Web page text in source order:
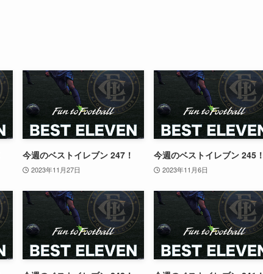
今週のベストイレブン 247！
2023年11月27日
今週のベストイレブン 245
2023年11月6日